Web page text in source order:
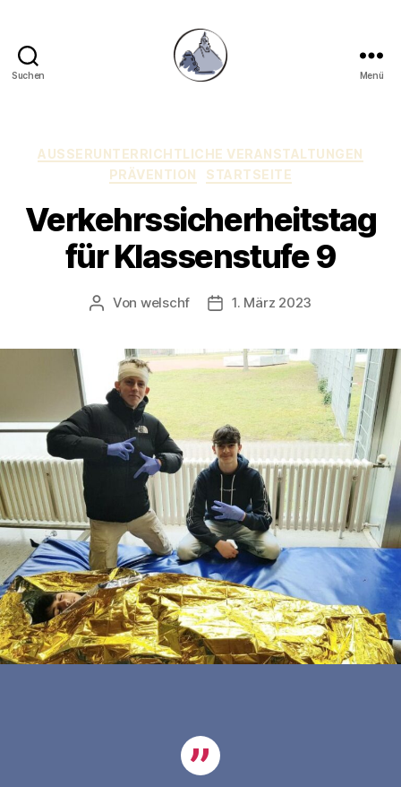
Suchen Menü
Kategorien
AUSSERUNTERRICHTLICHE VERANSTALTUNGEN
PRÄVENTION
STARTSEITE
Verkehrssicherheitstag
für Klassenstufe 9
Beitragsautor
Von welschf Veröffentlichungsdatum
1. März 2023